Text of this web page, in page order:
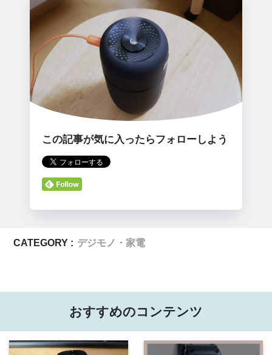
この記事が気に入ったらフォローしよう
CATEGORY : デジモノ・家電
おすすめのコンテンツ